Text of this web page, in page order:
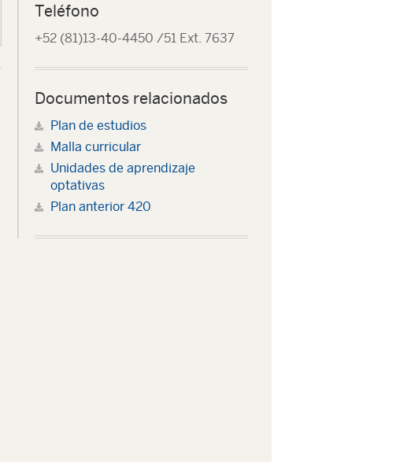
Teléfono
+52 (81)13-40-4450 /51 Ext. 7637
Documentos relacionados
Plan de estudios
Malla curricular
Unidades de aprendizaje
optativas
Plan anterior 420